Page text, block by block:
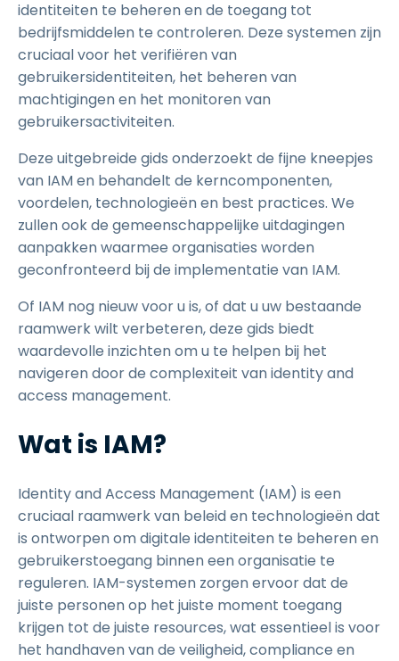
identiteiten te beheren en de toegang tot
bedrijfsmiddelen te controleren. Deze systemen zijn
cruciaal voor het verifiëren van
gebruikersidentiteiten, het beheren van
machtigingen en het monitoren van
gebruikersactiviteiten.
Deze uitgebreide gids onderzoekt de fijne kneepjes
van IAM en behandelt de kerncomponenten,
voordelen, technologieën en best practices. We
zullen ook de gemeenschappelijke uitdagingen
aanpakken waarmee organisaties worden
geconfronteerd bij de implementatie van IAM.
Of IAM nog nieuw voor u is, of dat u uw bestaande
raamwerk wilt verbeteren, deze gids biedt
waardevolle inzichten om u te helpen bij het
navigeren door de complexiteit van identity and
access management.
Wat is IAM?
Identity and Access Management (IAM) is een
cruciaal raamwerk van beleid en technologieën dat
is ontworpen om digitale identiteiten te beheren en
gebruikerstoegang binnen een organisatie te
reguleren. IAM-systemen zorgen ervoor dat de
juiste personen op het juiste moment toegang
krijgen tot de juiste resources, wat essentieel is voor
het handhaven van de veiligheid, compliance en